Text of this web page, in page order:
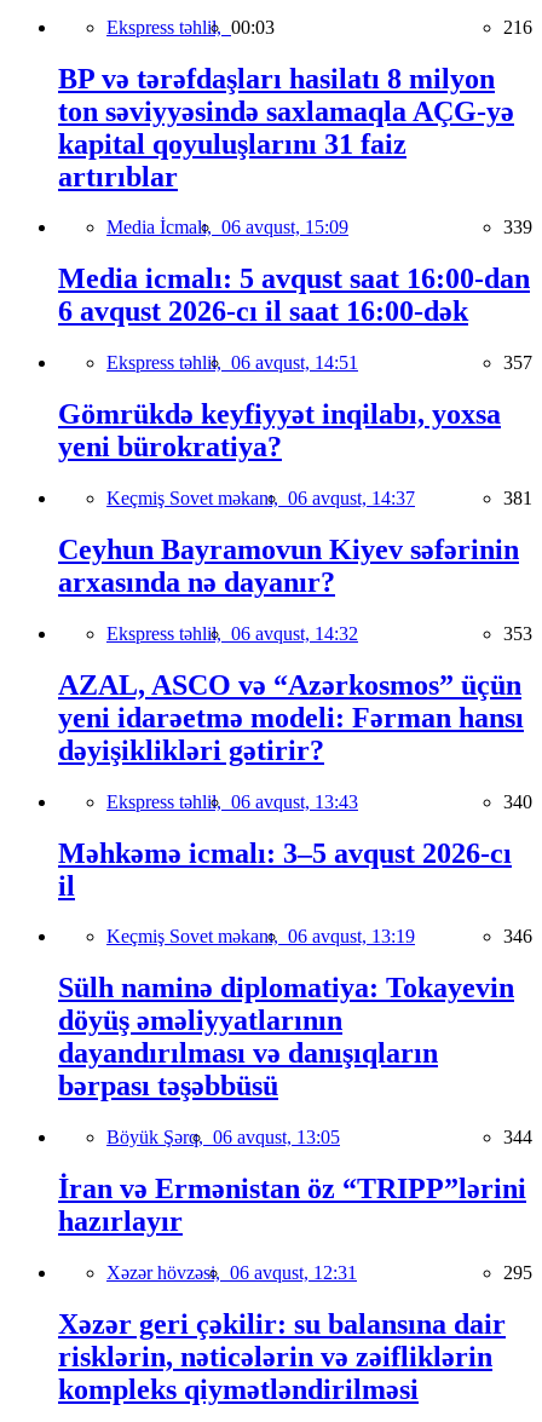
Ekspress təhlil, 00:03 216
BP və tərəfdaşları hasilatı 8 milyon
ton səviyyəsində saxlamaqla AÇG-yə
kapital qoyuluşlarını 31 faiz
artırıblar
Media İcmalı, 06 avqust, 15:09 339
Media icmalı: 5 avqust saat 16:00-dan
6 avqust 2026-cı il saat 16:00-dək
Ekspress təhlil, 06 avqust, 14:51 357
Gömrükdə keyfiyyət inqilabı, yoxsa
yeni bürokratiya?
Keçmiş Sovet məkanı, 06 avqust, 14:37 381
Ceyhun Bayramovun Kiyev səfərinin
arxasında nə dayanır?
Ekspress təhlil, 06 avqust, 14:32 353
AZAL, ASCO və “Azərkosmos” üçün
yeni idarəetmə modeli: Fərman hansı
dəyişiklikləri gətirir?
Ekspress təhlil, 06 avqust, 13:43 340
Məhkəmə icmalı: 3–5 avqust 2026-cı
il
Keçmiş Sovet məkanı, 06 avqust, 13:19 346
Sülh naminə diplomatiya: Tokayevin
döyüş əməliyyatlarının
dayandırılması və danışıqların
bərpası təşəbbüsü
Böyük Şərq, 06 avqust, 13:05 344
İran və Ermənistan öz “TRIPP”lərini
hazırlayır
Xəzər hövzəsi, 06 avqust, 12:31 295
Xəzər geri çəkilir: su balansına dair
risklərin, nəticələrin və zəifliklərin
kompleks qiymətləndirilməsi